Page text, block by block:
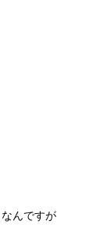
んですが